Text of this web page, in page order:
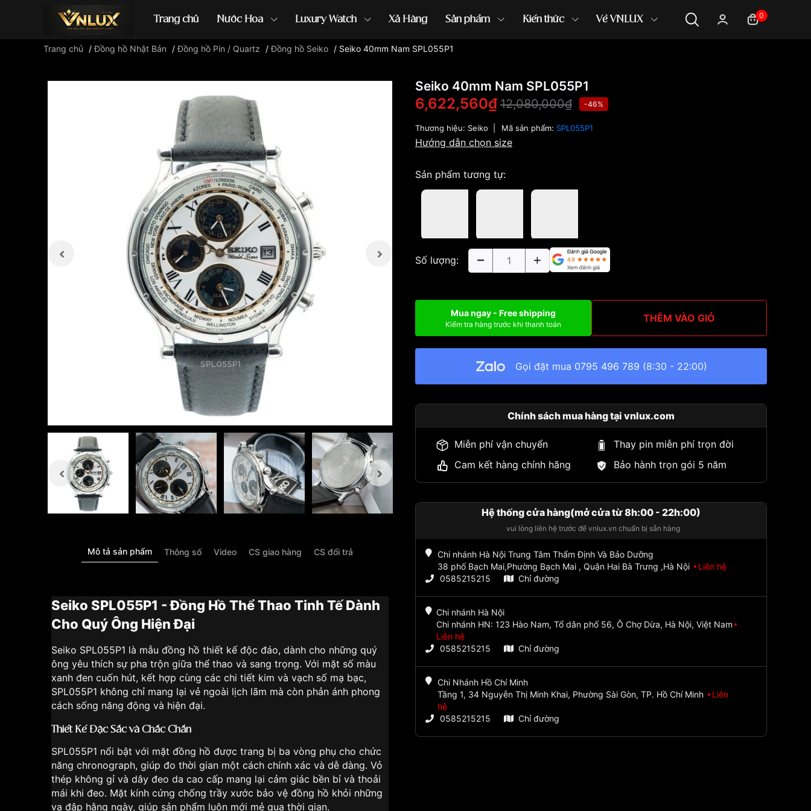
Trang chủ Nước Hoa Luxury Watch Xả Hàng Sản phẩm Kiến thức Về VNLUX 0
Đồng hồ casio đồng hồ G-Shock đồng hồ Orient ...
Trang chủ /Đồng hồ Nhật Bản /Đồng hồ Pin / Quartz /Đồng hồ Seiko / Seiko 40mm Nam SPL055P1
Mô tả sản phẩm Thông số Video CS giao hàng CS đổi trả
Seiko SPL055P1 - Đồng Hồ Thể Thao Tinh Tế Dành
Cho Quý Ông Hiện Đại
Seiko SPL055P1 là mẫu đồng hồ thiết kế độc đáo, dành cho những quý
ông yêu thích sự pha trộn giữa thể thao và sang trọng. Với mặt số màu
xanh đen cuốn hút, kết hợp cùng các chi tiết kim và vạch số mạ bạc,
SPL055P1 không chỉ mang lại vẻ ngoài lịch lãm mà còn phản ánh phong
cách sống năng động và hiện đại.
Thiết Kế Đặc Sắc và Chắc Chắn
SPL055P1 nổi bật với mặt đồng hồ được trang bị ba vòng phụ cho chức
năng chronograph, giúp đo thời gian một cách chính xác và dễ dàng. Vỏ
thép không gỉ và dây đeo da cao cấp mang lại cảm giác bền bỉ và thoải
mái khi đeo. Mặt kính cứng chống trầy xước bảo vệ đồng hồ khỏi những
va đập hằng ngày, giúp sản phẩm luôn mới mẻ qua thời gian.
Seiko 40mm Nam SPL055P1
6,622,560₫ 12,080,000₫ -46%
Thương hiệu: Seiko Mã sản phẩm: SPL055P1
Hướng dẫn chọn size
Sản phẩm tương tự:
Số lượng:
Mua ngay - Free shipping
Kiểm tra hàng trước khi thanh toán THÊM VÀO GIỎ
Gọi đặt mua 0795 496 789 (8:30 - 22:00)
Chính sách mua hàng tại vnlux.com
Miễn phí vận chuyển
Thay pin miễn phí trọn đời
Cam kết hàng chính hãng
Bảo hành trọn gói 5 năm
Hệ thống cửa hàng(mở cửa từ 8h:00 - 22h:00)
vui lòng liên hệ trước để vnlux.vn chuẩn bị sẵn hàng
Chi nhánh Hà Nội Trung Tâm Thẩm Định Và Bảo Dưỡng
38 phố Bạch Mai,Phường Bạch Mai , Quận Hai Bà Trưng ,Hà Nội
Liên hệ
0585215215
Chỉ đường
Chi nhánh Hà Nội
Chi nhánh HN: 123 Hào Nam, Tổ dân phố 56, Ô Chợ Dừa, Hà Nội, Việt Nam
Liên hệ
0585215215
Chỉ đường
Chi Nhánh Hồ Chí Minh
Tầng 1, 34 Nguyễn Thị Minh Khai, Phường Sài Gòn, TP. Hồ Chí Minh
Liên
hệ
0585215215
Chỉ đường